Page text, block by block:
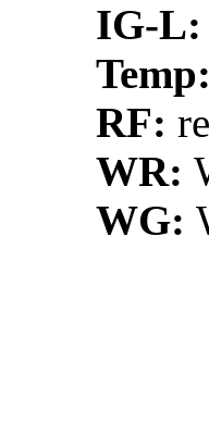
IG-L:
Temp:
RF:
WR:
WG: